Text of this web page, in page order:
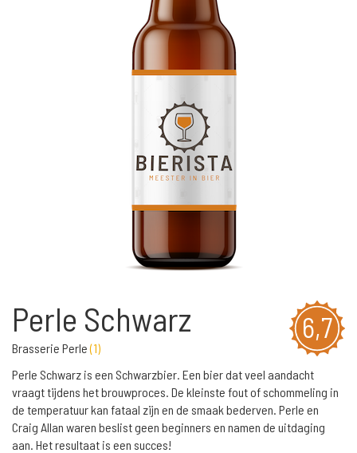
6,7
Perle Schwarz
Brasserie Perle(1)
Perle Schwarz is een Schwarzbier. Een bier dat veel aandacht
vraagt tijdens het brouwproces. De kleinste fout of schommeling in
de temperatuur kan fataal zijn en de smaak bederven. Perle en
Craig Allan waren beslist geen beginners en namen de uitdaging
aan. Het resultaat is een succes!